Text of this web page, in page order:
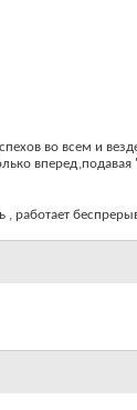
во всем и
вперед,подавая
, работает